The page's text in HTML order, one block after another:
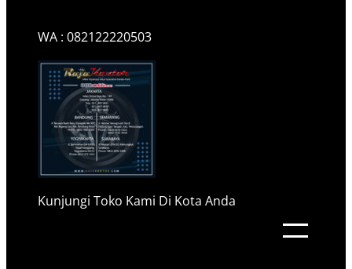
WA : 082122220503
Kunjungi Toko Kami Di Kota Anda